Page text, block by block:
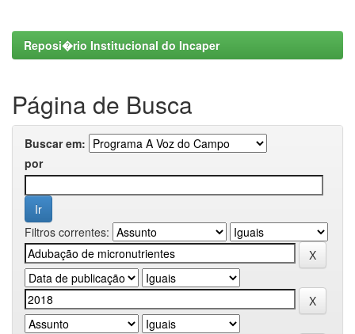
Reposi�rio Institucional do Incaper
Página de Busca
Buscar em:
por
Filtros correntes: